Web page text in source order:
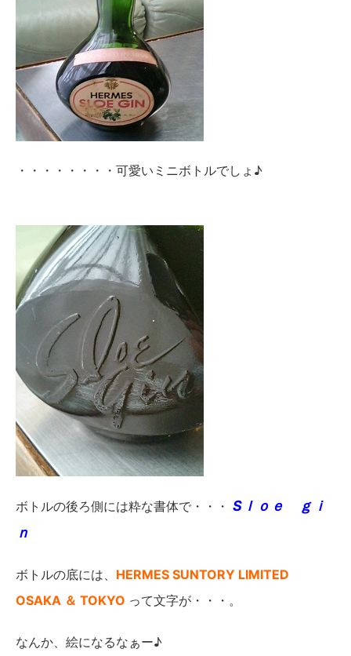
・・・・・・・・可愛いミニボトルでしょ♪
ボトルの後ろ側には粋な書体で・・・ Sｌｏｅ ｇｉ
ｎ
ボトルの底には、 HERMES SUNTORY LIMITED
OSAKA ＆ TOKYO って文字が・・・。
なんか、絵になるなぁー♪